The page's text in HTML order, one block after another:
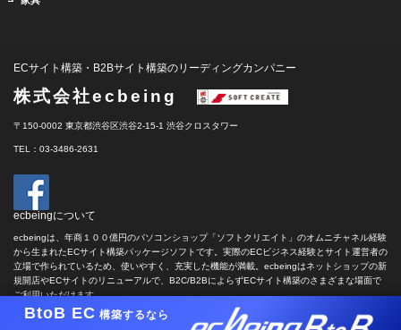
BtoB EC 構築するなら
ECサイト構築・B2Bサイト構築のリーディングカンパニー
株式会社ecbeing
〒150-0002 東京都渋谷区渋谷2-15-1 渋谷クロスタワー
TEL：03-3486-2631
ecbeingについて
ecbeingは、年商１００億円のパソコンショップ「ソフトクリエイト」のオムニチャネル経験
から生まれたECサイト構築パッケージソフトです。実際のECビジネス経験とサイト運営者の
立場で作られているため、使いやすく、充実した機能が満載。ecbeingはネットショップの新
規開店やECサイトのリニューアルで、B2C/B2BによらずECサイト構築のさまざまな場面で
ご利用いただけます。